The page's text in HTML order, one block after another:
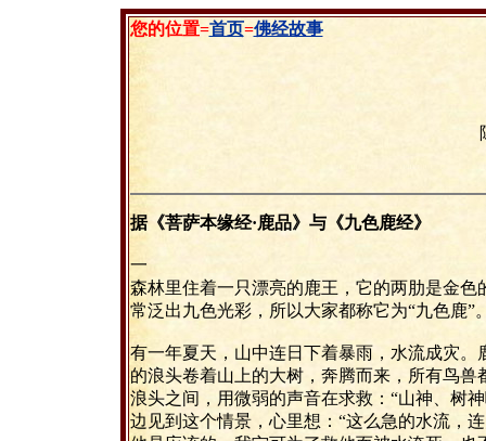
您的位置=首页=佛经故事
据《菩萨本缘经·鹿品》与《九色鹿经》
一
森林里住着一只漂亮的鹿王，它的两肋是金
常泛出九色光彩，所以大家都称它为“九色鹿
有一年夏天，山中连日下着暴雨，水流成灾
的浪头卷着山上的大树，奔腾而来，所有鸟
浪头之间，用微弱的声音在求救：“山神、树
边见到这个情景，心里想：“这么急的水流，